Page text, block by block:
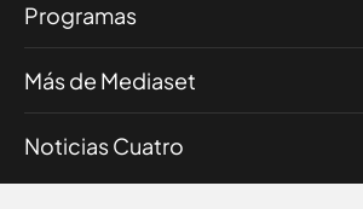
Programas
Más de Mediaset
Noticias Cuatro